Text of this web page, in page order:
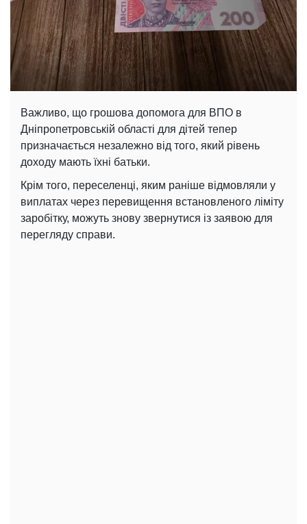
Важливо, що грошова допомога для ВПО в
Дніпропетровській області для дітей тепер
призначається незалежно від того, який рівень
доходу мають їхні батьки.
Крім того, переселенці, яким раніше відмовляли у
виплатах через перевищення встановленого ліміту
заробітку, можуть знову звернутися із заявою для
перегляду справи.